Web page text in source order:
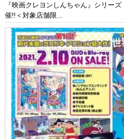
『映画クレヨンしんちゃん』シリー
催!!＜対象店舗限...